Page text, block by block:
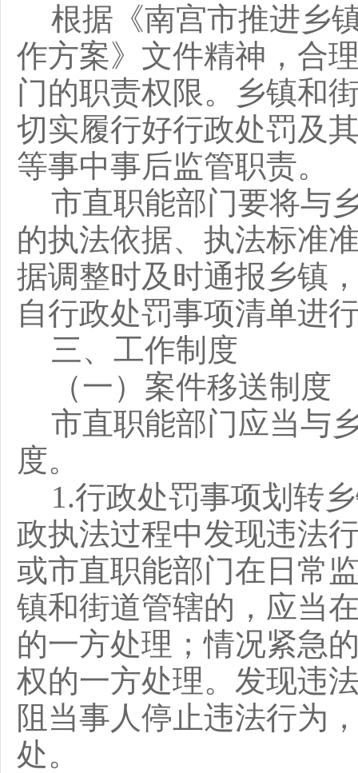
根据《南宫市推进乡
作方案》文件精神，合
门的职责权限。乡镇和
切实履行好行政处罚及
等事中事后监管职责。
市直职能部门要将与
的执法依据、执法标准
据调整时及时通报乡镇
自行政处罚事项清单进
三、工作制度
（一）案件移送制度
市直职能部门应当与
度。
1.行政处罚事项划转
政执法过程中发现违法
或市直职能部门在日常
镇和街道管辖的，应当
的一方处理；情况紧急
权的一方处理。发现违
阻当事人停止违法行为
处。